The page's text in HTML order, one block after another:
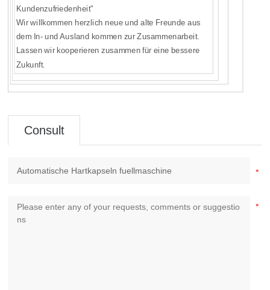
Kundenzufriedenheit"
Wir willkommen herzlich neue und alte Freunde aus
dem In- und Ausland kommen zur Zusammenarbeit.
Lassen wir kooperieren zusammen für eine bessere
Zukunft.
Consult